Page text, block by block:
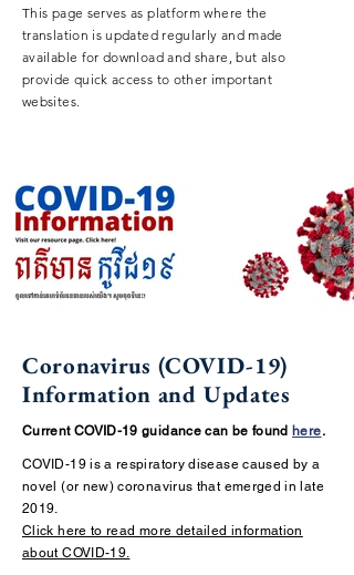
This page serves as platform where the
translation is updated regularly and made
available for download and share, but also
provide quick access to other important
websites.
Coronavirus (COVID-19)
Information and Updates
Current COVID-19 guidance can be found here.
COVID-19 is a respiratory disease caused by a
novel (or new) coronavirus that emerged in late
2019.
Click here to read more detailed information
about COVID-19.